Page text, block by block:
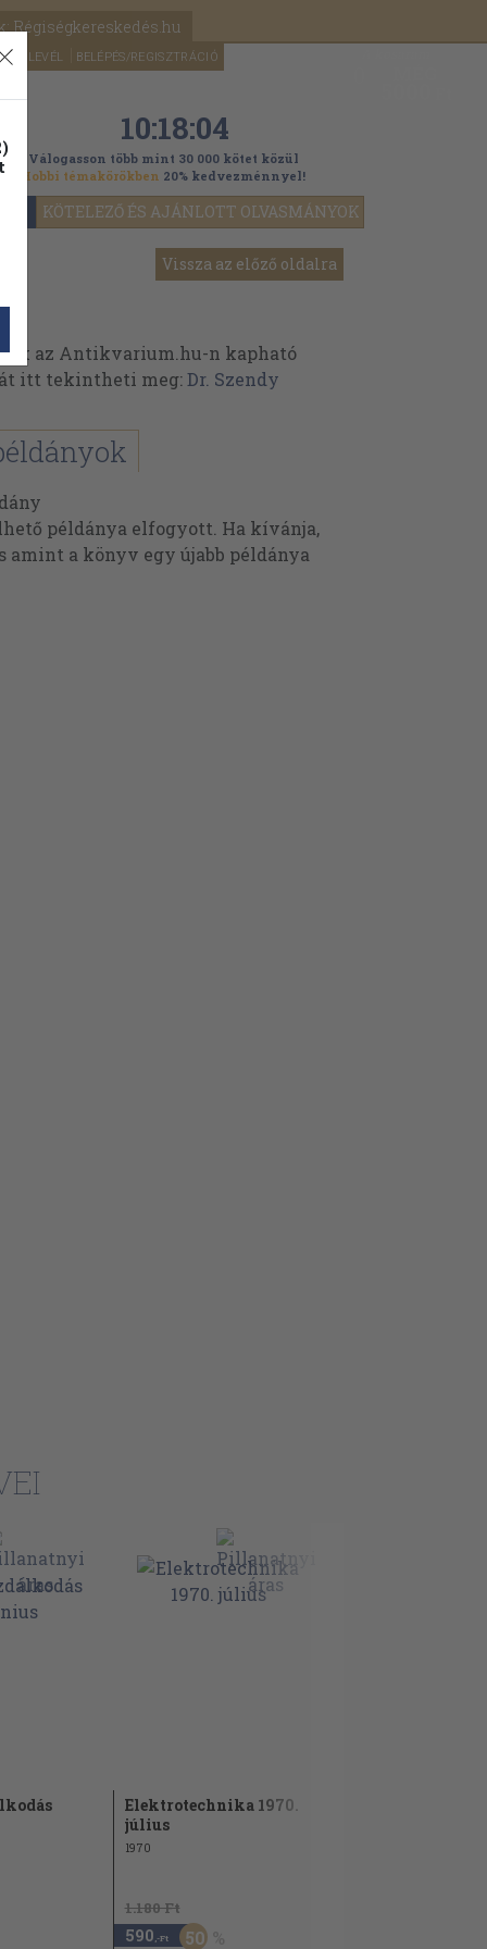
Régiségkereskedés.hu
HÍRLEVÉL BELÉPÉS/REGISZTRÁCIÓ
KÖTELEZŐ ÉS AJÁNLOTT OLVASMÁNYOK
10:18:03
Válogasson több mint 30 000 kötet közül
Hobbi témakörökben 20% kedvezménnyel!
Vissza az előző oldalra
az Antikvarium.hu-n kapható
itt tekintheti meg:Dr. Szendy
példánya elfogyott. Ha kívánja,
amint a könyv egy újabb példánya
Elektrotechnika 1970.
július
1970
1.180 Ft
590 ,-Ft 50